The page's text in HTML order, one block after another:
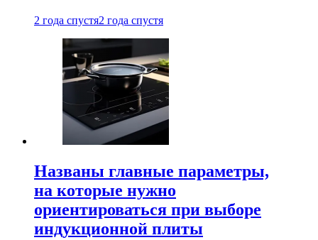
2 года спустя2 года спустя
Названы главные параметры,
на которые нужно
ориентироваться при выборе
индукционной плиты